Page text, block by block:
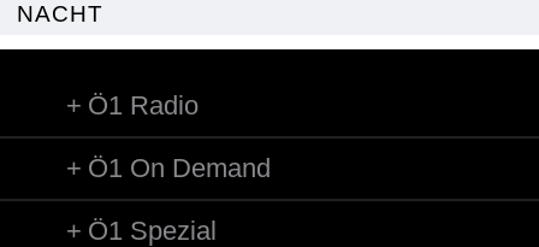
NACHT
Ö1 Radio
Ö1 On Demand
Ö1 Spezial